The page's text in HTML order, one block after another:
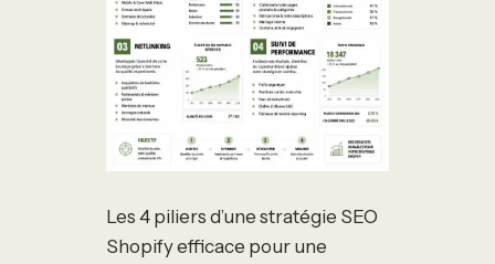
Les 4 piliers d’une stratégie SEO
Shopify efficace pour une